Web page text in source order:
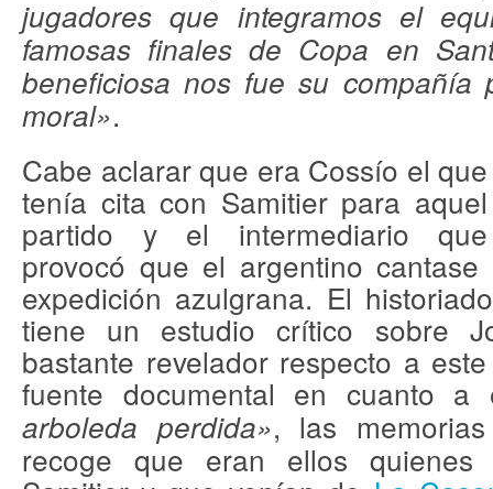
jugadores que integramos el
famosas finales de Copa en
beneficiosa nos fue su compañía
moral».
Cabe aclarar que era Cossío el que
tenía cita con Samitier para aquel
partido y el intermediario que
provocó que el argentino
expedición azulgrana. El
tiene un estudio crítico sobre
bastante revelador respecto a
fuente documental en cuanto
arboleda perdida», las
recoge que eran ellos quienes